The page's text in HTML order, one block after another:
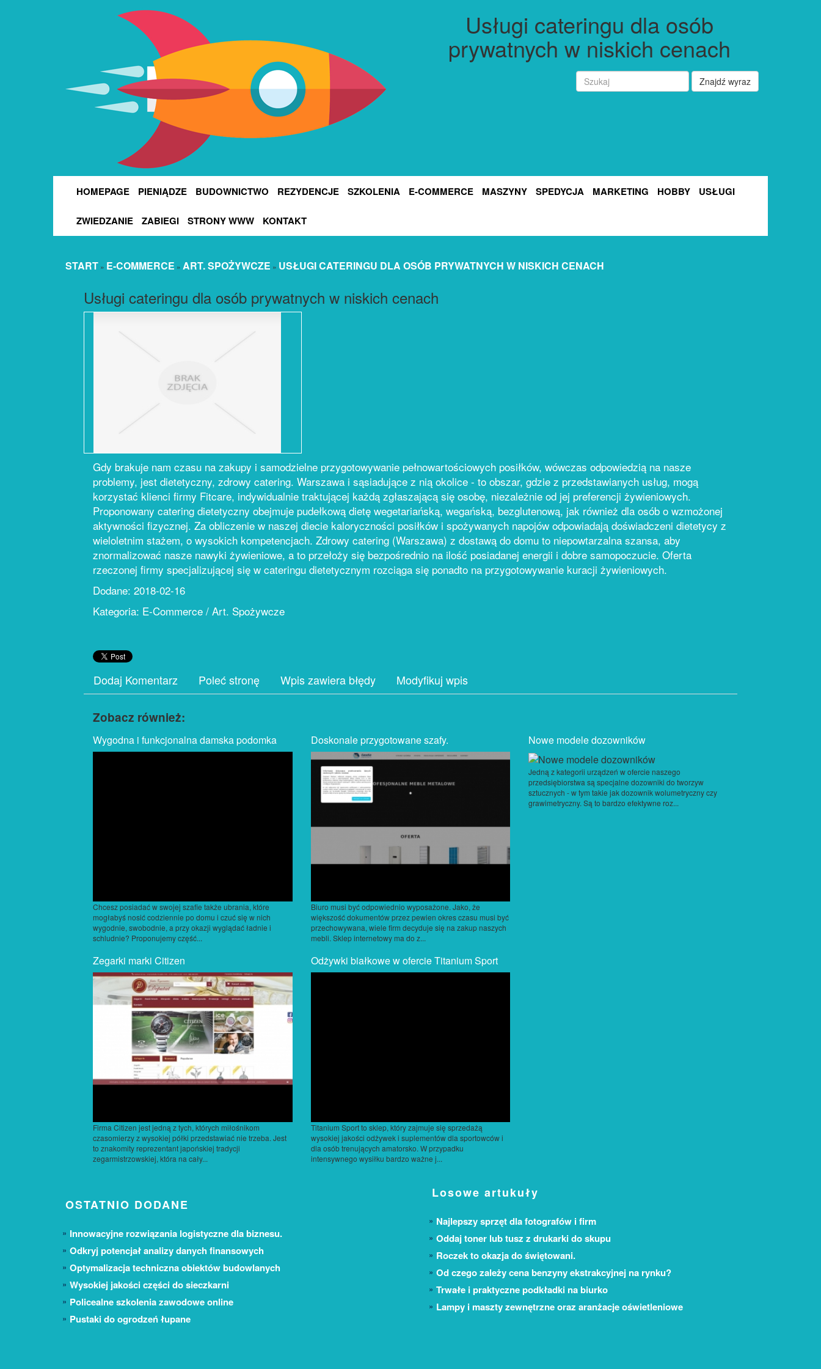
Usługi cateringu dla osób
prywatnych w niskich cenach
Znajdź wyraz
HOMEPAGE PIENIĄDZE BUDOWNICTWO REZYDENCJE SZKOLENIA E-COMMERCE MASZYNY SPEDYCJA MARKETING HOBBY USŁUGI
ZWIEDZANIE ZABIEGI STRONY WWW KONTAKT
START » E-COMMERCE » ART. SPOŻYWCZE » USŁUGI CATERINGU DLA OSÓB PRYWATNYCH W NISKICH CENACH
Usługi cateringu dla osób prywatnych w niskich cenach
Gdy brakuje nam czasu na zakupy i samodzielne przygotowywanie pełnowartościowych posiłków, wówczas odpowiedzią na nasze
problemy, jest dietetyczny, zdrowy catering. Warszawa i sąsiadujące z nią okolice - to obszar, gdzie z przedstawianych usług, mogą
korzystać klienci firmy Fitcare, indywidualnie traktującej każdą zgłaszającą się osobę, niezależnie od jej preferencji żywieniowych.
Proponowany catering dietetyczny obejmuje pudełkową dietę wegetariańską, wegańską, bezglutenową, jak również dla osób o wzmożonej
aktywności fizycznej. Za obliczenie w naszej diecie kaloryczności posiłków i spożywanych napojów odpowiadają doświadczeni dietetycy z
wieloletnim stażem, o wysokich kompetencjach. Zdrowy catering (Warszawa) z dostawą do domu to niepowtarzalna szansa, aby
znormalizować nasze nawyki żywieniowe, a to przełoży się bezpośrednio na ilość posiadanej energii i dobre samopoczucie. Oferta
rzeczonej firmy specjalizującej się w cateringu dietetycznym rozciąga się ponadto na przygotowywanie kuracji żywieniowych.
Dodane: 2018-02-16
Kategoria: E-Commerce / Art. Spożywcze
Dodaj Komentarz Poleć stronę Wpis zawiera błędy Modyfikuj wpis
Zobacz również:
Wygodna i funkcjonalna damska podomka
Chcesz posiadać w swojej szafie także ubrania, które
mogłabyś nosić codziennie po domu i czuć się w nich
wygodnie, swobodnie, a przy okazji wyglądać ładnie i
schludnie? Proponujemy część...
Doskonale przygotowane szafy.
Biuro musi być odpowiednio wyposażone. Jako, że
większość dokumentów przez pewien okres czasu musi być
przechowywana, wiele firm decyduje się na zakup naszych
mebli. Sklep internetowy ma do z...
Nowe modele dozowników
Jedną z kategorii urządzeń w ofercie naszego
przedsiębiorstwa są specjalne dozowniki do tworzyw
sztucznych - w tym takie jak dozownik wolumetryczny czy
grawimetryczny. Są to bardzo efektywne roz...
Zegarki marki Citizen
Firma Citizen jest jedną z tych, których miłośnikom
czasomierzy z wysokiej półki przedstawiać nie trzeba. Jest
to znakomity reprezentant japońskiej tradycji
zegarmistrzowskiej, która na cały...
Odżywki białkowe w ofercie Titanium Sport
Titanium Sport to sklep, który zajmuje się sprzedażą
wysokiej jakości odżywek i suplementów dla sportowców i
dla osób trenujących amatorsko. W przypadku
intensywnego wysiłku bardzo ważne j...
OSTATNIO DODANE
Innowacyjne rozwiązania logistyczne dla biznesu.
Odkryj potencjał analizy danych finansowych
Optymalizacja techniczna obiektów budowlanych
Wysokiej jakości części do sieczkarni
Policealne szkolenia zawodowe online
Pustaki do ogrodzeń łupane
Losowe artukuły
Najlepszy sprzęt dla fotografów i firm
Oddaj toner lub tusz z drukarki do skupu
Roczek to okazja do świętowani.
Od czego zależy cena benzyny ekstrakcyjnej na rynku?
Trwałe i praktyczne podkładki na biurko
Lampy i maszty zewnętrzne oraz aranżacje oświetleniowe